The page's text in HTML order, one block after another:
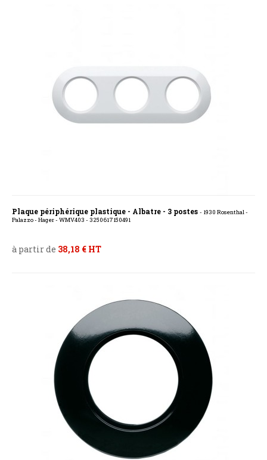
Plaque périphérique plastique - Albatre - 3 postes - 1930 Rosenthal -
Palazzo - Hager - WMV403 - 3250617150491
à partir de 38,18 € HT